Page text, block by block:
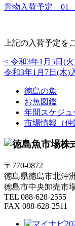
青物入荷予定
上記の入荷予定を
< 令和3年1月5日(
令和3年1月7日(木)
徳島の魚
お魚図鑑
年間スケジュ
市場情報（仲
〒770-0872
徳島県徳島市北沖
徳島市中央卸売市
TEL 088-628-2555
FAX 088-628-2511